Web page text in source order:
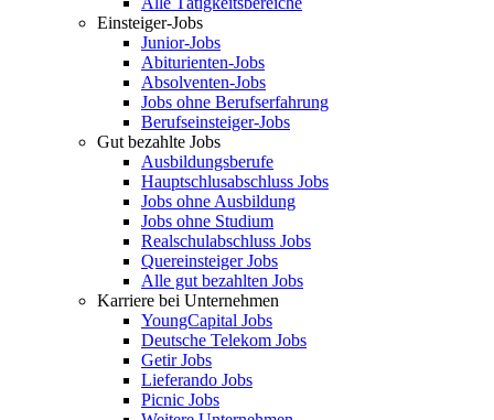
Einsteiger-Jobs
Junior-Jobs
Abiturienten-Jobs
Absolventen-Jobs
Jobs ohne Berufserfahrung
Berufseinsteiger-Jobs
Gut bezahlte Jobs
Ausbildungsberufe
Hauptschlusabschluss Jobs
Jobs ohne Ausbildung
Jobs ohne Studium
Realschulabschluss Jobs
Quereinsteiger Jobs
Alle gut bezahlten Jobs
Karriere bei Unternehmen
YoungCapital Jobs
Deutsche Telekom Jobs
Getir Jobs
Lieferando Jobs
Picnic Jobs